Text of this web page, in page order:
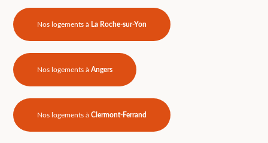
Nos logements à La Roche-sur-Yon
Nos logements àAngers
Nos logements àClermont-Ferrand